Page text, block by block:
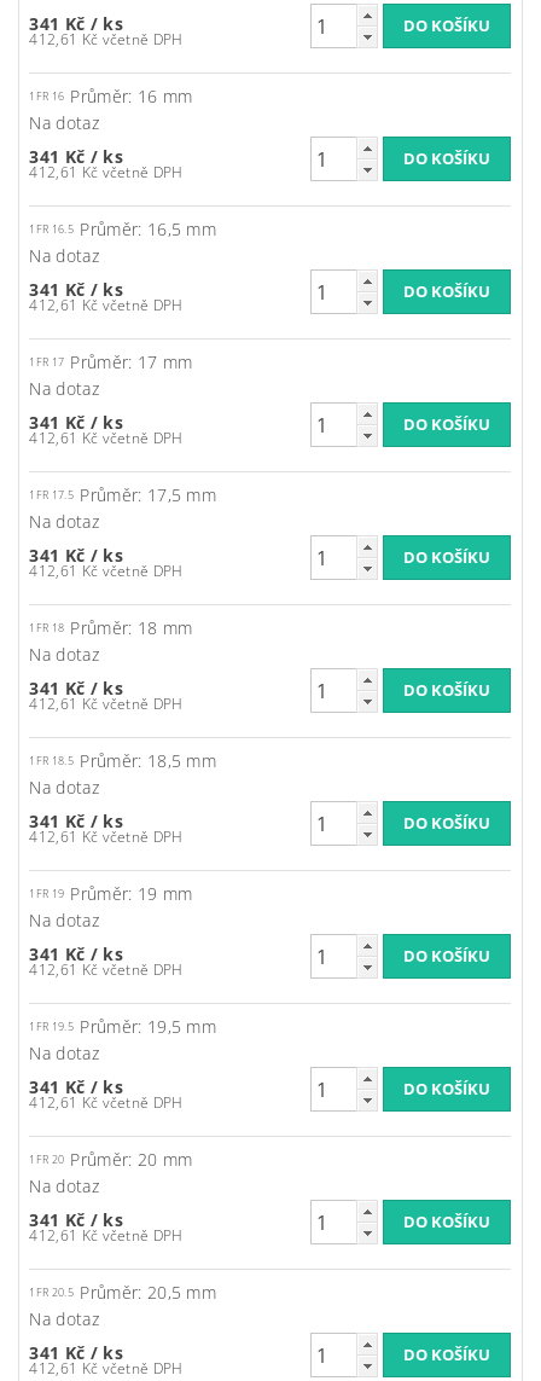
341 Kč / ks
412,61 Kč včetně DPH
1FR 16 Průměr: 16 mm
Na dotaz
341 Kč / ks
412,61 Kč včetně DPH
1FR 16.5 Průměr: 16,5 mm
Na dotaz
341 Kč / ks
412,61 Kč včetně DPH
1FR 17 Průměr: 17 mm
Na dotaz
341 Kč / ks
412,61 Kč včetně DPH
1FR 17.5 Průměr: 17,5 mm
Na dotaz
341 Kč / ks
412,61 Kč včetně DPH
1FR 18 Průměr: 18 mm
Na dotaz
341 Kč / ks
412,61 Kč včetně DPH
1FR 18.5 Průměr: 18,5 mm
Na dotaz
341 Kč / ks
412,61 Kč včetně DPH
1FR 19 Průměr: 19 mm
Na dotaz
341 Kč / ks
412,61 Kč včetně DPH
1FR 19.5 Průměr: 19,5 mm
Na dotaz
341 Kč / ks
412,61 Kč včetně DPH
1FR 20 Průměr: 20 mm
Na dotaz
341 Kč / ks
412,61 Kč včetně DPH
1FR 20.5 Průměr: 20,5 mm
Na dotaz
341 Kč / ks
412,61 Kč včetně DPH